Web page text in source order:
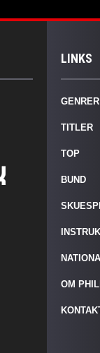
LINKS
GENRER
TITLER
TOP
BUND
OM